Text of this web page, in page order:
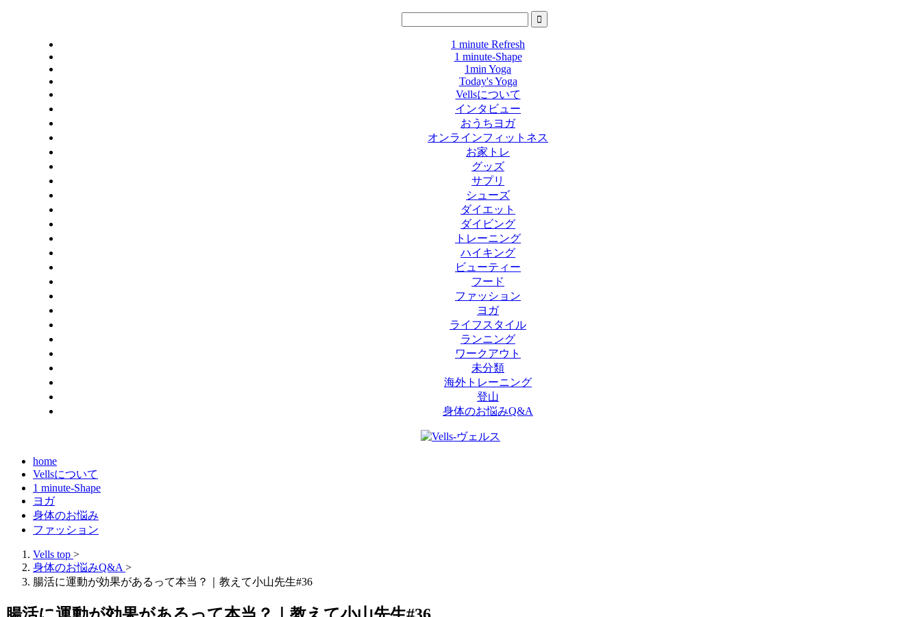
1 minute Refresh
1 minute-Shape
1min Yoga
Today's Yoga
Vellsについて
インタビュー
おうちヨガ
オンラインフィットネス
お家トレ
グッズ
サプリ
シューズ
ダイエット
ダイビング
トレーニング
ハイキング
ビューティー
フード
ファッション
ヨガ
ライフスタイル
ランニング
ワークアウト
未分類
海外トレーニング
登山
身体のお悩みQ&A
home
Vellsについて
1 minute-Shape
ヨガ
身体のお悩み
ファッション
Vells top >
身体のお悩みQ&A >
腸活に運動が効果があるって本当？｜教えて小山先生#36